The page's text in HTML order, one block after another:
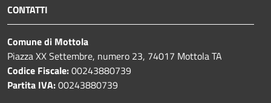
CONTATTI
Comune di Mottola
Piazza XX Settembre, numero 23, 74017 Mottola TA
Codice Fiscale:00243880739
Partita IVA:00243880739